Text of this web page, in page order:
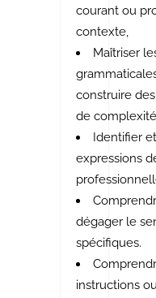
courant ou
contexte,
Maîtriser
construire
de
Identifier
expressions
dégager le
spécifiques.
instructions